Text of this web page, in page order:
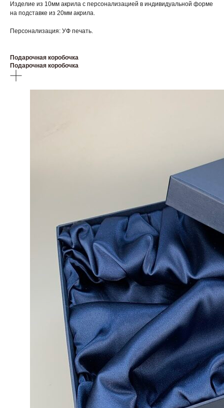
Изделие из 10мм акрила с персонализацией в индивидуальной форме
на подставке из 20мм акрила.
Персонализация: УФ печать.
Подарочная коробочка
Подарочная коробочка